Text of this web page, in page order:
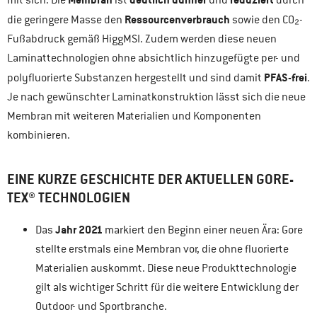
die geringere Masse den Ressourcenverbrauch sowie den CO₂-
Fußabdruck gemäß HiggMSI. Zudem werden diese neuen
Laminattechnologien ohne absichtlich hinzugefügte per- und
polyfluorierte Substanzen hergestellt und sind damit PFAS-frei.
Je nach gewünschter Laminatkonstruktion lässt sich die neue
Membran mit weiteren Materialien und Komponenten
kombinieren.
EINE KURZE GESCHICHTE DER AKTUELLEN GORE-
TEX® TECHNOLOGIEN
Das Jahr 2021 markiert den Beginn einer neuen Ära: Gore
stellte erstmals eine Membran vor, die ohne fluorierte
Materialien auskommt. Diese neue Produkttechnologie
gilt als wichtiger Schritt für die weitere Entwicklung der
Outdoor- und Sportbranche.